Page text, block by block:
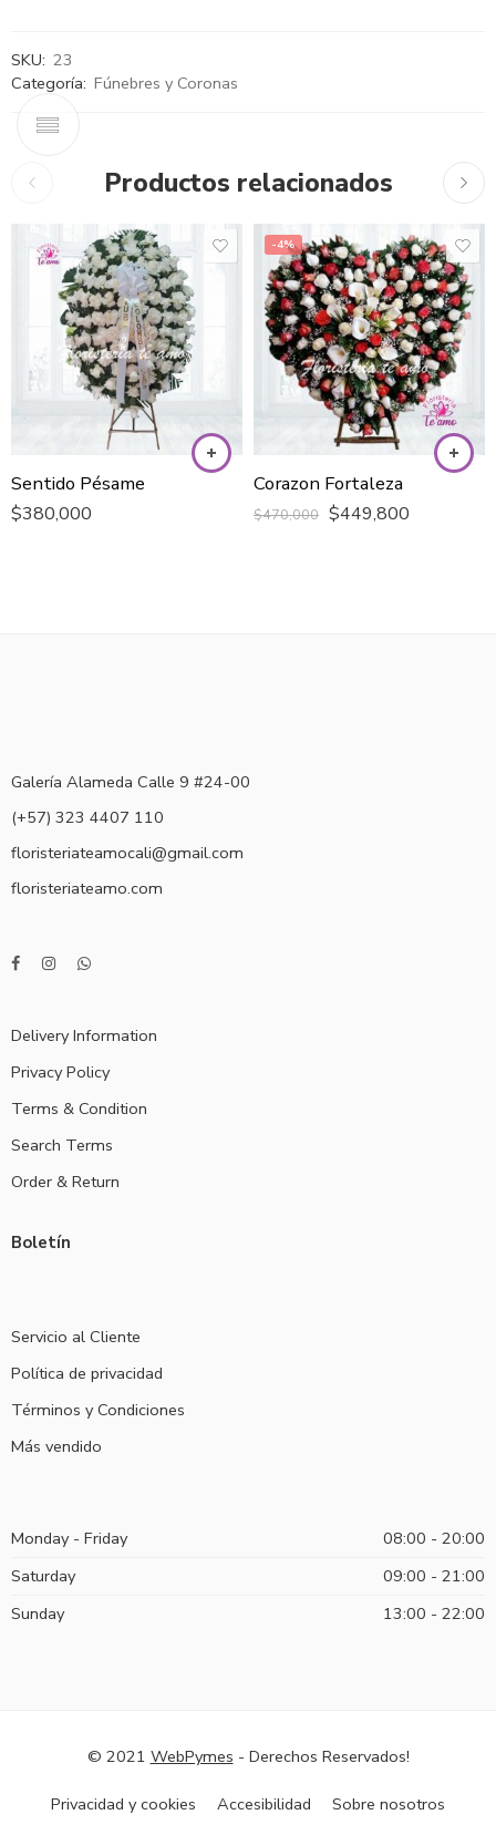
SKU: 23
Categoría: Fúnebres y Coronas
Productos relacionados
Sentido Pésame
$380,000
-4%
Corazon Fortaleza
$470,000 $449,800
Galería Alameda Calle 9 #24-00
(+57) 323 4407 110
floristeriateamocali@gmail.com
floristeriateamo.com
Delivery Information
Privacy Policy
Terms & Condition
Search Terms
Order & Return
Boletín
Servicio al Cliente
Política de privacidad
Términos y Condiciones
Más vendido
Monday - Friday
08:00 - 20:00
Saturday
09:00 - 21:00
Sunday
13:00 - 22:00
© 2021 WebPymes - Derechos Reservados!
Privacidad y cookies Accesibilidad Sobre nosotros